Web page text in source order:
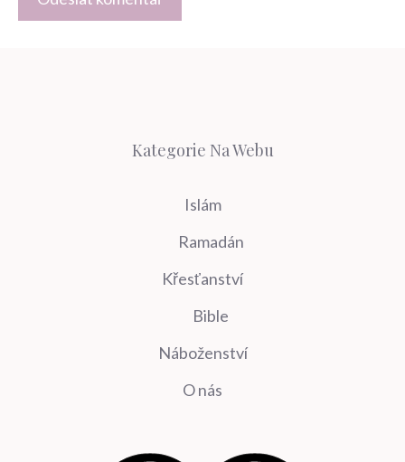
Kategorie Na Webu
Islám
Ramadán
Křesťanství
Bible
Náboženství
O nás